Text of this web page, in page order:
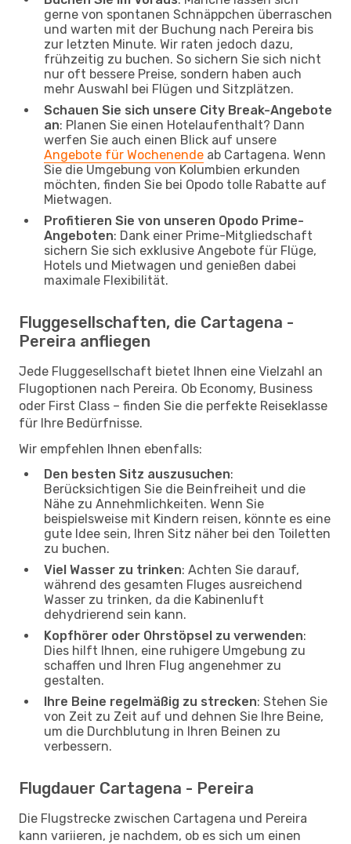
gerne von spontanen Schnäppchen überraschen
und warten mit der Buchung nach Pereira bis
zur letzten Minute. Wir raten jedoch dazu,
frühzeitig zu buchen. So sichern Sie sich nicht
nur oft bessere Preise, sondern haben auch
mehr Auswahl bei Flügen und Sitzplätzen.
Schauen Sie sich unsere City Break-Angebote
an: Planen Sie einen Hotelaufenthalt? Dann
werfen Sie auch einen Blick auf unsere
Angebote für Wochenende ab Cartagena. Wenn
Sie die Umgebung von Kolumbien erkunden
möchten, finden Sie bei Opodo tolle Rabatte auf
Mietwagen.
Profitieren Sie von unseren Opodo Prime-
Angeboten: Dank einer Prime-Mitgliedschaft
sichern Sie sich exklusive Angebote für Flüge,
Hotels und Mietwagen und genießen dabei
maximale Flexibilität.
Fluggesellschaften, die Cartagena -
Pereira anfliegen
Jede Fluggesellschaft bietet Ihnen eine Vielzahl an
Flugoptionen nach Pereira. Ob Economy, Business
oder First Class – finden Sie die perfekte Reiseklasse
für Ihre Bedürfnisse.
Wir empfehlen Ihnen ebenfalls:
Den besten Sitz auszusuchen:
Berücksichtigen Sie die Beinfreiheit und die
Nähe zu Annehmlichkeiten. Wenn Sie
beispielsweise mit Kindern reisen, könnte es eine
gute Idee sein, Ihren Sitz näher bei den Toiletten
zu buchen.
Viel Wasser zu trinken: Achten Sie darauf,
während des gesamten Fluges ausreichend
Wasser zu trinken, da die Kabinenluft
dehydrierend sein kann.
Kopfhörer oder Ohrstöpsel zu verwenden:
Dies hilft Ihnen, eine ruhigere Umgebung zu
schaffen und Ihren Flug angenehmer zu
gestalten.
Ihre Beine regelmäßig zu strecken: Stehen Sie
von Zeit zu Zeit auf und dehnen Sie Ihre Beine,
um die Durchblutung in Ihren Beinen zu
verbessern.
Flugdauer Cartagena - Pereira
Die Flugstrecke zwischen Cartagena und Pereira
kann variieren, je nachdem, ob es sich um einen